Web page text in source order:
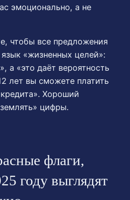
эмоционально, а не
чтобы все предложения
«жизненных целей»:
а «это даёт вероятность
лет вы сможете платить
Хороший
цифры.
флаги,
году выглядят